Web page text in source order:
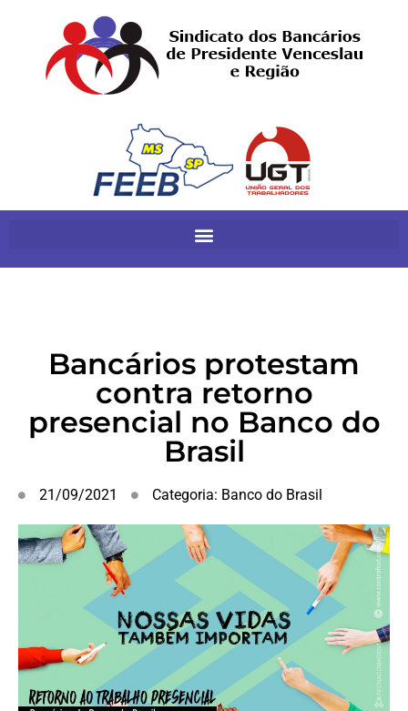
Bancários protestam
contra retorno
presencial no Banco do
Brasil
21/09/2021 Categoria: Banco do Brasil